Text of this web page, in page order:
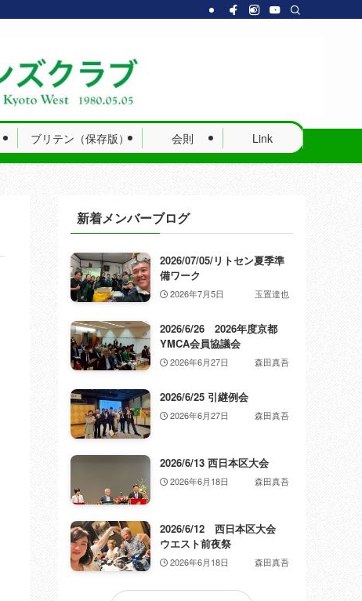
ブリテン（保存版） 会則 Link
新着メンバーブログ
2026/07/05/リトセン夏季準
備ワーク
2026年7月5日 玉置達也
2026/6/26 2026年度京都
YMCA会員協議会
2026年6月27日 森田真吾
2026/6/25 引継例会
2026年6月27日 森田真吾
2026/6/13 西日本区大会
2026年6月18日 森田真吾
2026/6/12 西日本区大会
ウエスト前夜祭
2026年6月18日 森田真吾